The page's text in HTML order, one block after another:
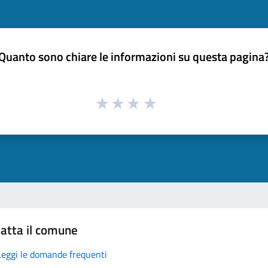
sono chiare le informazioni su questa
il comune
le domande frequenti